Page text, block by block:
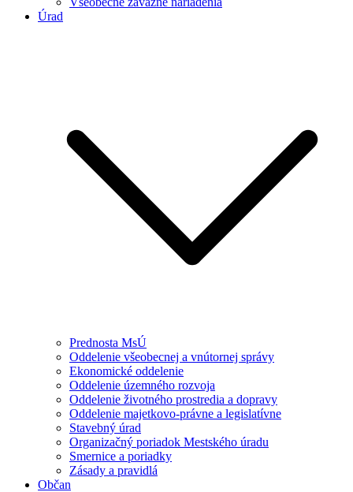
Úrad
Prednosta MsÚ
Oddelenie všeobecnej a vnútornej správy
Ekonomické oddelenie
Oddelenie územného rozvoja
Oddelenie životného prostredia a dopravy
Oddelenie majetkovo-právne a legislatívne
Stavebný úrad
Organizačný poriadok Mestského úradu
Smernice a poriadky
Zásady a pravidlá
Občan